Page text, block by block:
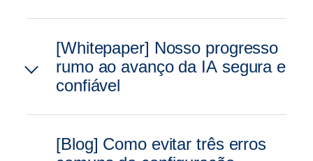
[Whitepaper] Nosso progresso
rumo ao avanço da IA segura e
confiável
[Blog] Como evitar três erros